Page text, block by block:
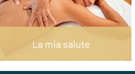
La mia salute